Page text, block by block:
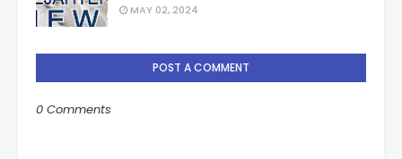
MAY 02, 2024
POST A COMMENT
0 Comments